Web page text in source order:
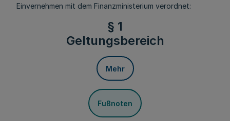
Einvernehmen mit dem Finanzministerium verordnet:
§ 1
Geltungsbereich
Mehr
Fußnoten